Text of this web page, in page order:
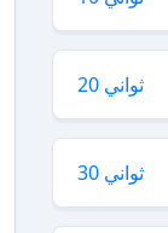
20 ثواني
30 ثواني